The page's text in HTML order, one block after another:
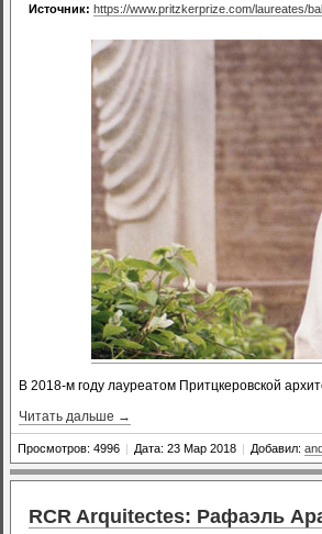
Источник: https://www.pritzkerprize.com/laureates/
В 2018-м году лауреатом Притцкеровской
Читать дальше →
Просмотров: 4996 | Дата: 23 Мар 2018 | Добавил:
RCR Arquitectes: Рафаэль